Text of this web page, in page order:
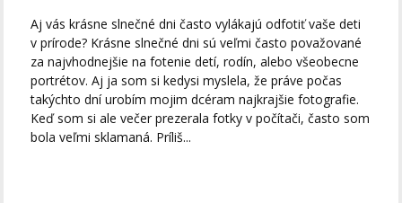
Aj vás krásne slnečné dni často vylákajú odfotiť vaše deti
v prírode? Krásne slnečné dni sú veľmi často považované
za najvhodnejšie na fotenie detí, rodín, alebo všeobecne
portrétov. Aj ja som si kedysi myslela, že práve počas
takýchto dní urobím mojim dcéram najkrajšie fotografie.
Keď som si ale večer prezerala fotky v počítači, často som
bola veľmi sklamaná. Príliš...